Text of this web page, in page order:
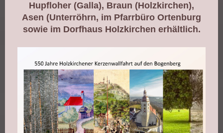
Hupfloher (Galla), Braun (Holzkirchen),
Asen (Unterröhrn, im Pfarrbüro Ortenburg
sowie im Dorfhaus Holzkirchen erhältlich.